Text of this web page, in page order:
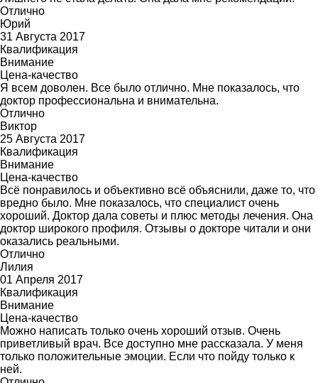
Отлично
Юрий
31 Августа 2017
Квалификация
Внимание
Цена-качество
Я всем доволен. Все было отлично. Мне показалось, что
доктор профессиональна и внимательна.
Отлично
Виктор
25 Августа 2017
Квалификация
Внимание
Цена-качество
Всё понравилось и объективно всё объяснили, даже то, что
вредно было. Мне показалось, что специалист очень
хороший. Доктор дала советы и плюс методы лечения. Она
доктор широкого профиля. Отзывы о докторе читали и они
оказались реальными.
Отлично
Лилия
01 Апреля 2017
Квалификация
Внимание
Цена-качество
Можно написать только очень хороший отзыв. Очень
приветливый врач. Все доступно мне рассказала. У меня
только положительные эмоции. Если что пойду только к
ней.